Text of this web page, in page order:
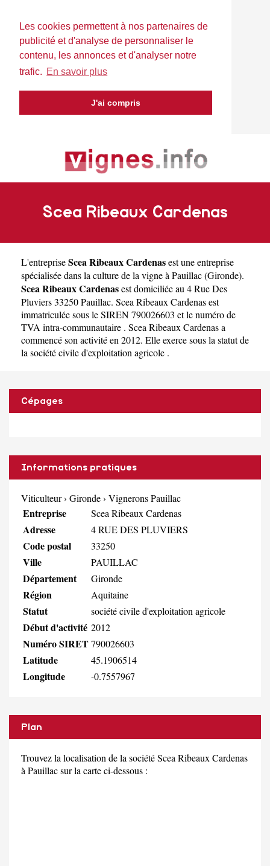
Les cookies permettent à nos partenaires de
publicité et d'analyse de personnaliser le
contenu, les annonces et d'analyser notre
trafic. En savoir plus
J'ai compris
Scea Ribeaux Cardenas
L'entrepriseScea Ribeaux Cardenasest uneentreprise
spécialisée dans la culture de la vigne à Pauillac(Gironde).
Scea Ribeaux Cardenasest domiciliée au 4 Rue Des
Pluviers 33250 Pauillac. Scea Ribeaux Cardenas est
immatriculée sous le SIREN 790026603 et le numéro de
TVA intra-communautaire . Scea Ribeaux Cardenas a
commencé son activité en 2012. Elle exerce sous la statut de
la société civile d'exploitation agricole .
Cépages
Informations pratiques
Viticulteur› Gironde› Vignerons Pauillac
Entreprise Scea Ribeaux Cardenas
Adresse 4 RUE DES PLUVIERS
Code postal 33250
Ville PAUILLAC
Département Gironde
Région Aquitaine
Statut société civile d'exploitation agricole
Début d'activité 2012
Numéro SIRET790026603
Latitude 45.1906514
Longitude -0.7557967
Plan
Trouvez la localisation de la société Scea Ribeaux Cardenas
à Pauillac sur la carte ci-dessous :